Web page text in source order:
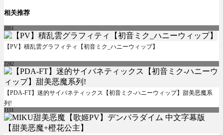
相关推荐
2051
【PV】積乱雲グラフィティ【初音ミク_ハニーウィップ】
2282
【PDA-FT】迷的サイバネティックス【初音ミク-ハニーウィップ】甜美恶魔系
列!
1151